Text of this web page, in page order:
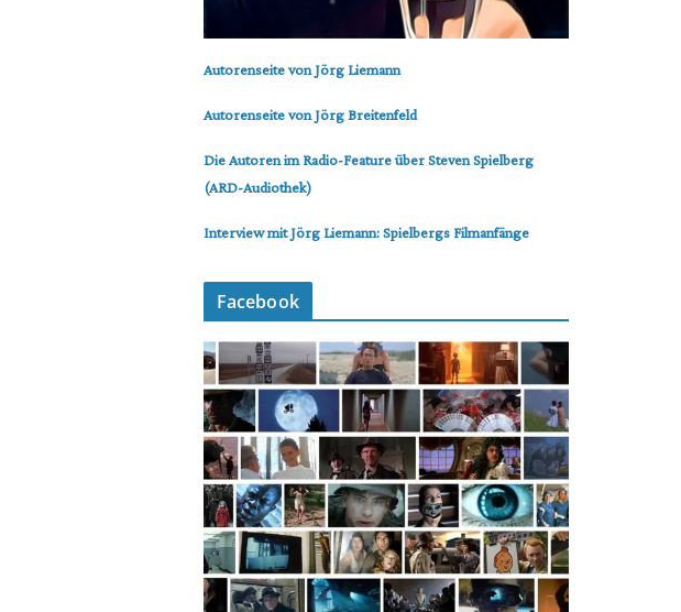
Autorenseite von Jörg Liemann
Autorenseite von Jörg Breitenfeld
Die Autoren im Radio-Feature über Steven Spielberg
(ARD-Audiothek)
Interview mit Jörg Liemann: Spielbergs Filmanfänge
Facebook